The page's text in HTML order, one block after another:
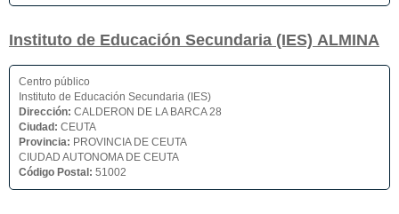
Instituto de Educación Secundaria (IES) ALMINA
Centro público
Instituto de Educación Secundaria (IES)
Dirección: CALDERON DE LA BARCA 28
Ciudad: CEUTA
Provincia: PROVINCIA DE CEUTA
CIUDAD AUTONOMA DE CEUTA
Código Postal: 51002